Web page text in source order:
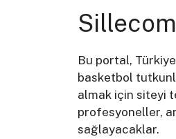
Bu portal,
basketbol
almak için siteyi
profesyoneller,
sağlayacaklar.